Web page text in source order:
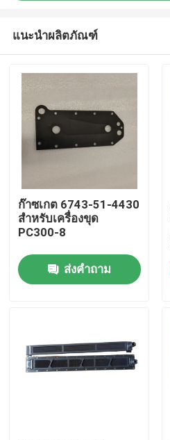
หน้าแรก
วิดีโอ
แนะนำผลิตภัณฑ์
ก๊าซเกต 6743-51-4430
สําหรับเครื่องขุด
PC300-8
ส่งคำถาม